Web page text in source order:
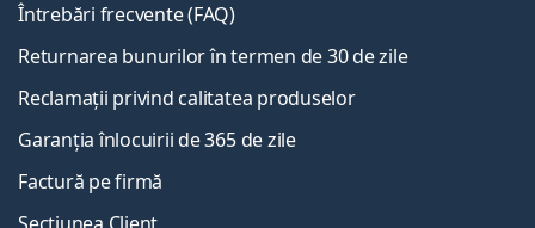
Întrebări frecvente (FAQ)
Returnarea bunurilor în termen de 30 de zile
Reclamații privind calitatea produselor
Garanția înlocuirii de 365 de zile
Factură pe firmă